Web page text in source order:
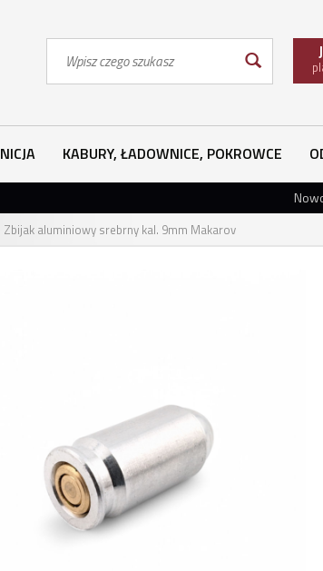
KABURY, ŁADOWNICE, POKROWCE
Zbijak aluminiowy srebrny kal. 9mm Makarov